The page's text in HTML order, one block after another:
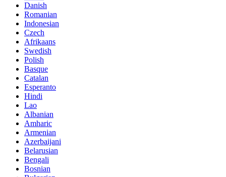
Danish
Romanian
Indonesian
Czech
Afrikaans
Swedish
Polish
Basque
Catalan
Esperanto
Hindi
Lao
Albanian
Amharic
Armenian
Azerbaijani
Belarusian
Bengali
Bosnian